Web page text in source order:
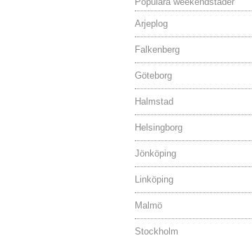
Arjeplog
Falkenberg
Göteborg
Halmstad
Helsingborg
Jönköping
Linköping
Malmö
Stockholm